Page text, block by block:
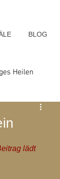
BLOG
Heilen
Blog-Archiv-2022
lädt